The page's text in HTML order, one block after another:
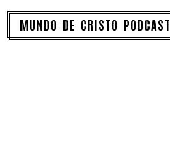
MUNDO DE CRISTO PODCAST